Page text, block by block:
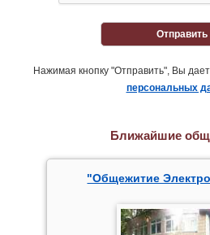
Отправить
Нажимая кнопку "Отправить", Вы
персональных
Ближайшие
"Общежитие